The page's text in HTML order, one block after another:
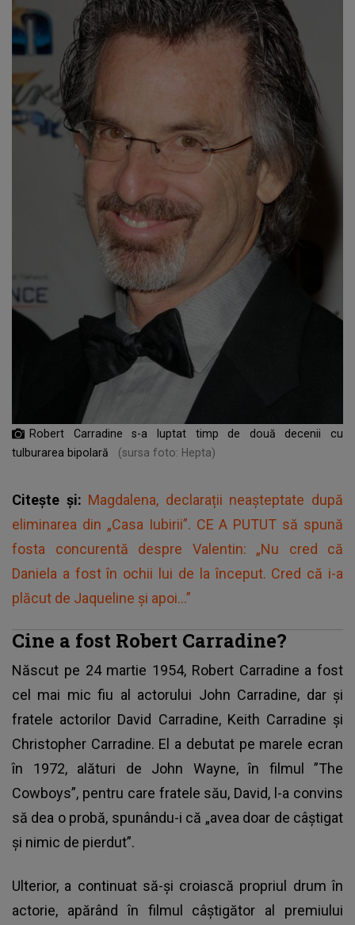
Robert Carradine s-a luptat timp de două decenii cu
tulburarea bipolară
(sursa foto: Hepta)
Citește și: Magdalena, declarații neașteptate după
eliminarea din „Casa Iubirii”. CE A PUTUT să spună
fosta concurentă despre Valentin: „Nu cred că
Daniela a fost în ochii lui de la început. Cred că i-a
plăcut de Jaqueline și apoi...”
Cine a fost Robert Carradine?
Născut pe 24 martie 1954, Robert Carradine a fost
cel mai mic fiu al actorului John Carradine, dar și
fratele actorilor David Carradine, Keith Carradine și
Christopher Carradine. El a debutat pe marele ecran
în 1972, alături de John Wayne, în filmul ”The
Cowboys”, pentru care fratele său, David, l-a convins
să dea o probă, spunându-i că „avea doar de câștigat
și nimic de pierdut”.
Ulterior, a continuat să-și croiască propriul drum în
actorie, apărând în filmul câștigător al premiului